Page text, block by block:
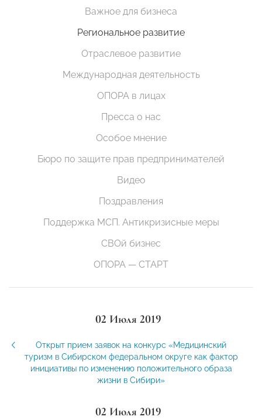
Важное для бизнеса
Региональное развитие
Отраслевое развитие
Международная деятельность
ОПОРА в лицах
Пресса о нас
Особое мнение
Бюро по защите прав предпринимателей
Видео
Поздравления
Поддержка МСП. Антикризисные меры
СВОй бизнес
ОПОРА — СТАРТ
02 Июля 2019
Открыт прием заявок на конкурс «Медицинский
туризм в Сибирском федеральном округе как фактор
инициативы по изменению положительного образа
жизни в Сибири»
02 Июля 2019